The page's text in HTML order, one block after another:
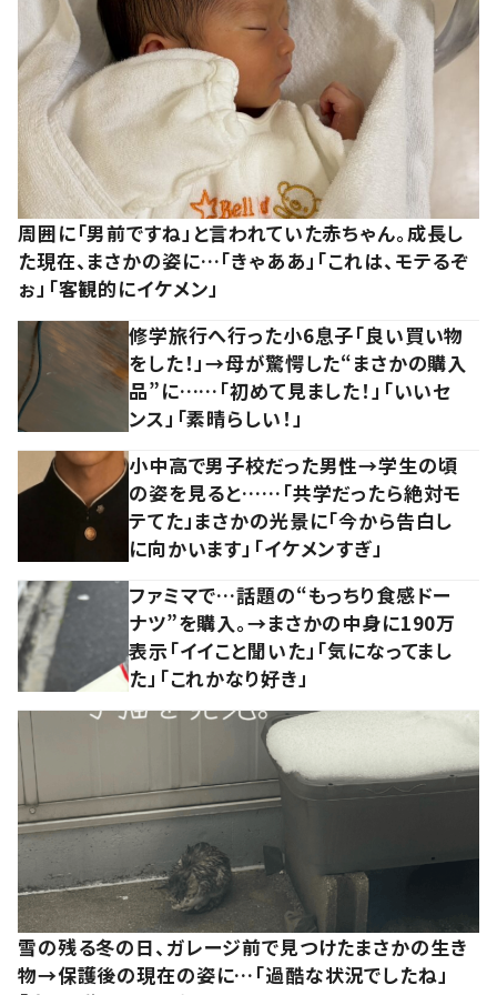
周囲に「男前ですね」と言われていた赤ちゃん。成長し
た現在、まさかの姿に…「きゃああ」「これは、モテるぞ
ぉ」「客観的にイケメン」
修学旅行へ行った小6息子「良い買い物
をした！」→母が驚愕した“まさかの購入
品”に……「初めて見ました！」「いいセ
ンス」「素晴らしい！」
小中高で男子校だった男性→学生の頃
の姿を見ると……「共学だったら絶対モ
テてた」まさかの光景に「今から告白し
に向かいます」「イケメンすぎ」
ファミマで…話題の“もっちり食感ドー
ナツ”を購入。→まさかの中身に190万
表示「イイこと聞いた」「気になってまし
た」「これかなり好き」
雪の残る冬の日、ガレージ前で見つけたまさかの生き
物→保護後の現在の姿に…「過酷な状況でしたね」